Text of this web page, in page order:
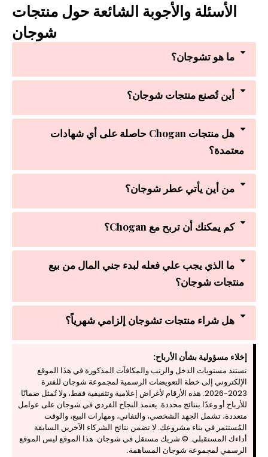
الأسئلة والأجوبة الشائعة حول منتجات
شوجان
ما هو تشوجان؟
أين تُصنع منتجات شوجان؟
هل منتجات Chogan حاصلة على أي شهادات
معتمدة؟
من أين يأتي عطر شوجان؟
كم يمكنك أن تربح مع Chogan؟
ما الذي يجب علي فعله لبدء جني المال من بيع
منتجات شوجان؟
هل شراء منتجات تشوجان إلزامي شهرياً؟
إخلاء مسؤولية بشأن الأرباح:
تستند مستويات الدخل والرتب والمكافآت المذكورة في هذا الموقع
الإلكتروني إلى خطة التعويضات الرسمية لمجموعة شوجان للفترة
2023-2026. هذه الأرقام لأغراض إعلامية وتثقيفية فقط، ولا تُمثل ضمانًا
للأرباح أو وعدًا بنتائج محددة. يعتمد النجاح الفردي في شوجان على عوامل
متعددة، تشمل الجهد الشخصي، والتفاني، ومهارات البيع، والوقت
المُستثمر في بناء مشروعك. لا تضمن نتائج الشركاء الآخرين السابقة
أداءك المستقبلي. © شريك مستقل في شوجان. هذا الموقع ليس الموقع
الرسمي لمجموعة شوجان المساهمة.